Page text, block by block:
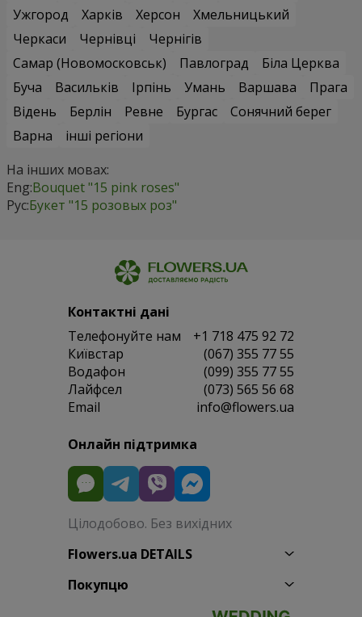
Ужгород
Харків Херсон
Хмельницький
Черкаси
Чернівці
Чернігів
Самар (Новомосковськ)
Павлоград
Біла Церква
Буча
Васильків Ірпінь Умань Варшава
Прага
Відень
Берлін Ревне Бургас
Сонячний берег
Варна
інші регіони
На інших мовах:
Eng:Bouquet "15 pink roses"
Рус:Букет "15 розовых роз"
Контактні дані
Телефонуйте нам
+1 718 475 92 72
Київстар
(067) 355 77 55
Водафон
(099) 355 77 55
Лайфсел
(073) 565 56 68
Email
info@flowers.ua
Онлайн підтримка
Цілодобово. Без вихідних
Flowers.ua DETAILS
Покупцю